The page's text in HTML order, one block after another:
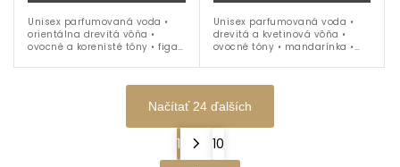
Unisex parfumovaná voda •
orientálna drevitá vôňa •
ovocné a korenisté tóny • figa •
drevo • tonka fazuľa • ideálna
na celoročné nosenie
Unisex parfumovaná voda •
drevitá a kvetinová vôňa •
ovocné tóny • mandarínka •
pomarančový kvet • vanilka •
akigalawood • ideálna na
Načítať 24 ďalších
1
10